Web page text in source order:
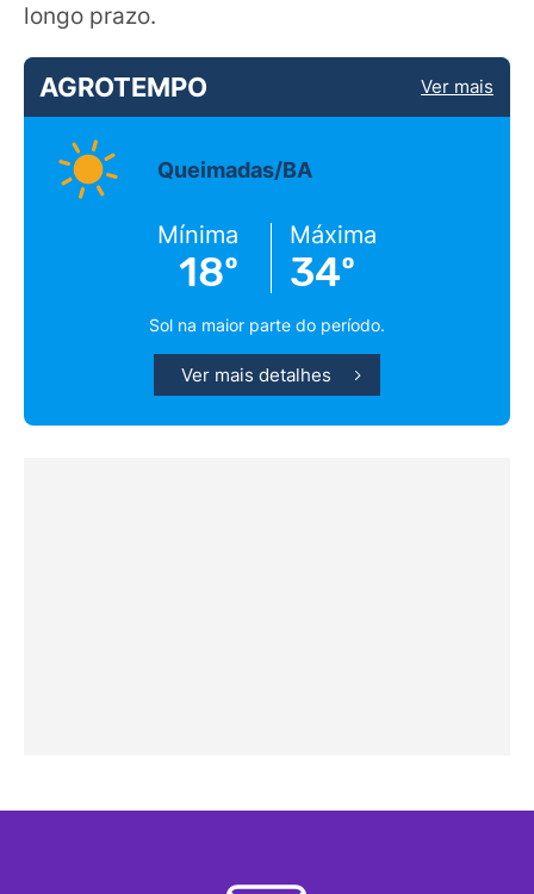
longo prazo.
AGROTEMPO Ver mais
Queimadas/BA
Mínima
18º
Máxima
34º
Sol na maior parte do período.
Ver mais detalhes